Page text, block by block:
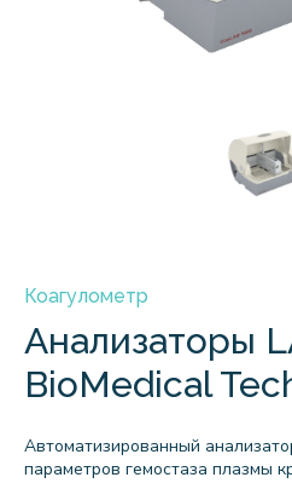
Коагулометр
Анализаторы
BioMedical
Автоматизированный
параметров гемостаза плазмы